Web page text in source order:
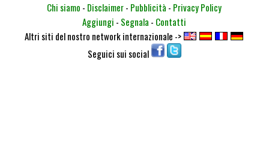
Chi siamo - Disclaimer- Pubblicità - Privacy Policy
Aggiungi - Segnala - Contatti
Altri siti del nostro network internazionale ->
Seguici sui social